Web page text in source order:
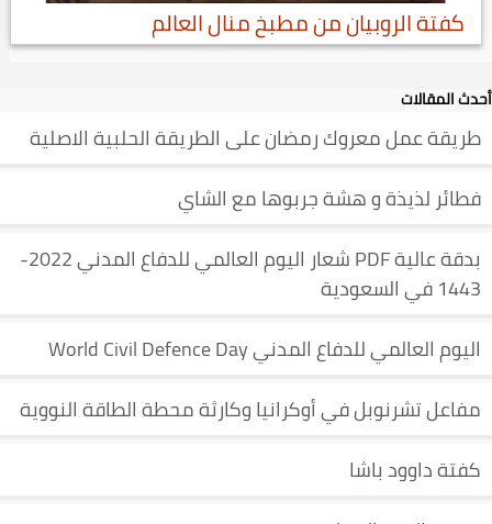
كفتة الروبيان من مطبخ منال العالم
أحدث المقالات
طريقة عمل معروك رمضان على الطريقة الحلبية الاصلية
فطائر لذيذة و هشة جربوها مع الشاي
بدقة عالية PDF شعار اليوم العالمي للدفاع المدني 2022-
1443 في السعودية
اليوم العالمي للدفاع المدني World Civil Defence Day
مفاعل تشرنوبل في أوكرانيا وكارثة محطة الطاقة النووية
كفتة داوود باشا